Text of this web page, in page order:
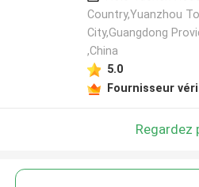
Country,Yuanzhou
City,Guangdong
,China
5.0
Fournisseur
Regardez